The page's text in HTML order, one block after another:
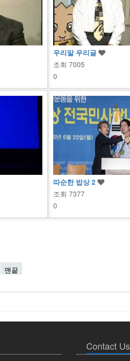
우리말 우리글
조회7005
0
따순한 밥상 2
조회7377
0
맨끝
Contact Us